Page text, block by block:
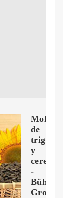
de
trigo
y
cereales
-
Bühler
Group